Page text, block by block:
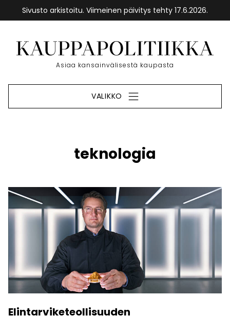
Sivusto arkistoitu. Viimeinen päivitys tehty 17.6.2026.
sisältöön
Etusivu
Asiaa kansainvälisestä kaupasta
VALIKKO
teknologia
Elintarviketeollisuuden